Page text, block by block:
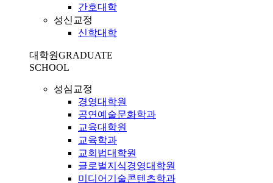
간호대학
성신교정
신학대학
대학원GRADUATE
SCHOOL
성심교정
경영대학원
공연예술문화학과
교육대학원
교육학과
교회법대학원
글로벌지식경영대학원
미디어기술콘텐츠학과